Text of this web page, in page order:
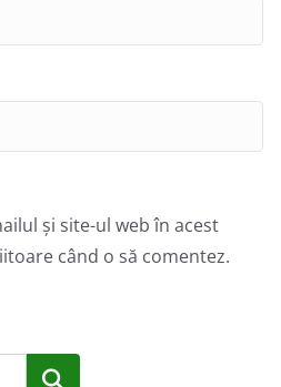
și site-ul web în acest
când o să comentez.
Caută